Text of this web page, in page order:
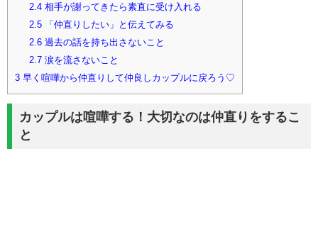
2.4相手が謝ってきたら素直に受け入れる
2.5「仲直りしたい」と伝えてみる
2.6過去の話を持ち出さないこと
2.7涙を流さないこと
3 早く喧嘩から仲直りして仲良しカップルに戻ろう♡
カップルは喧嘩する！大切なのは仲直りをするこ
と